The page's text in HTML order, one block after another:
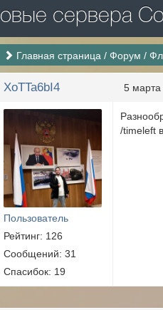
сервера
Главная страница /Форум /
XoTTa6bI4 5 марта
Пользователь
Рейтинг: 126
Сообщений: 31
Спасибок: 19
/timeleft